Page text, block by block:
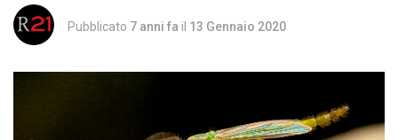
Pubblicato 7 anni fa il 13 Gennaio 2020